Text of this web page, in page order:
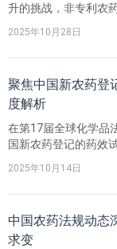
升的挑战，非专利农
为国内农药企业的重
与合规登记。合规登
相同原药登记（授权
2025年10月28日
聚焦中国新农药登
度解析
在第17届全球化学品
国新农药登记的药效
规登记提供关键技术
是药效试验资料；二
评估报告；五是其他
2025年10月14日
中国农药法规动态
求变